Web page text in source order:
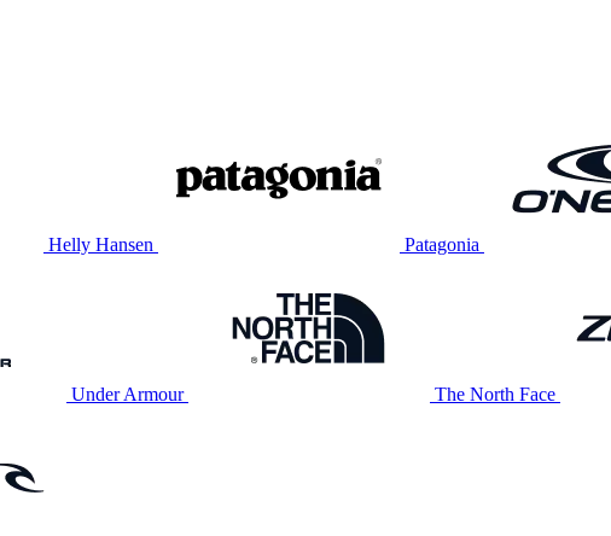
Helly Hansen Patagonia
Under Armour The North Face